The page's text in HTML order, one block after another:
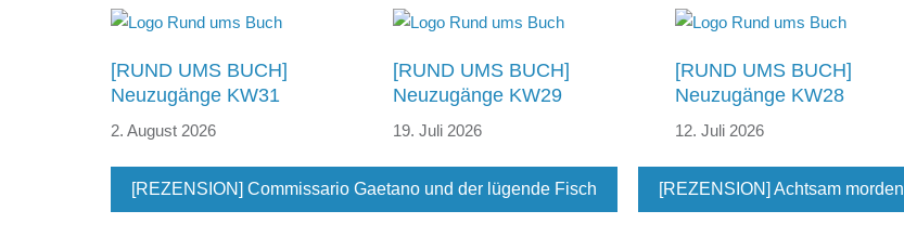
[RUND UMS BUCH]
Neuzugänge KW31
2. August 2026
[RUND UMS BUCH]
Neuzugänge KW29
19. Juli 2026
[RUND UMS BUCH]
Neuzugänge KW28
12. Juli 2026
[REZENSION] Commissario Gaetano und der lügende Fisch [REZENSION] Achtsam morden